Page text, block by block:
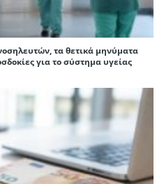
τα θετικά μηνύματα
για το σύστημα υγείας